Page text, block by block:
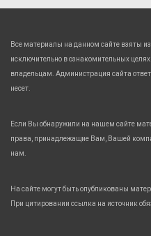
Все материалы на данном сайте взяты
исключительно в ознакомительных
владельцам. Администрация сайта
несет.
Если Вы обнаружили на нашем сайте
права, принадлежащие Вам, Вашей
нам.
На сайте могут быть опубликованы
При цитировании ссылка на источник